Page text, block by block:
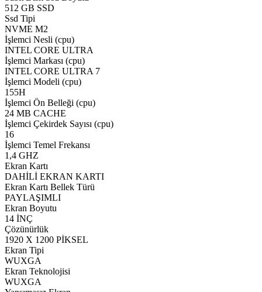
512 GB SSD
Ssd Tipi
NVME M2
İşlemci Nesli (cpu)
INTEL CORE ULTRA
İşlemci Markası (cpu)
INTEL CORE ULTRA 7
İşlemci Modeli (cpu)
155H
İşlemci Ön Belleği (cpu)
24 MB CACHE
İşlemci Çekirdek Sayısı (cpu)
16
İşlemci Temel Frekansı
1,4 GHZ
Ekran Kartı
DAHİLİ EKRAN KARTI
Ekran Kartı Bellek Türü
PAYLAŞIMLI
Ekran Boyutu
14 İNÇ
Çözünürlük
1920 X 1200 PİKSEL
Ekran Tipi
WUXGA
Ekran Teknolojisi
WUXGA